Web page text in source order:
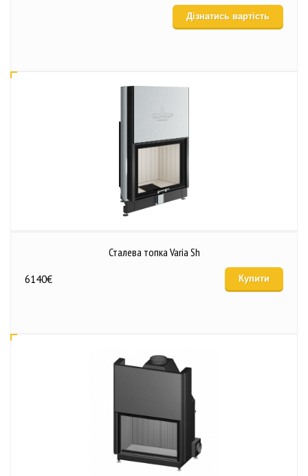
Дізнатись вартість
Сталева топка Varia Sh
6140€ Купити